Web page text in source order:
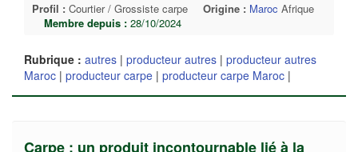
Profil : Courtier / Grossiste carpe Origine : Maroc Afrique
Membre depuis : 28/10/2024
Rubrique : autres | producteur autres | producteur autres
Maroc | producteur carpe | producteur carpe Maroc |
Carpe : un produit incontournable lié à la